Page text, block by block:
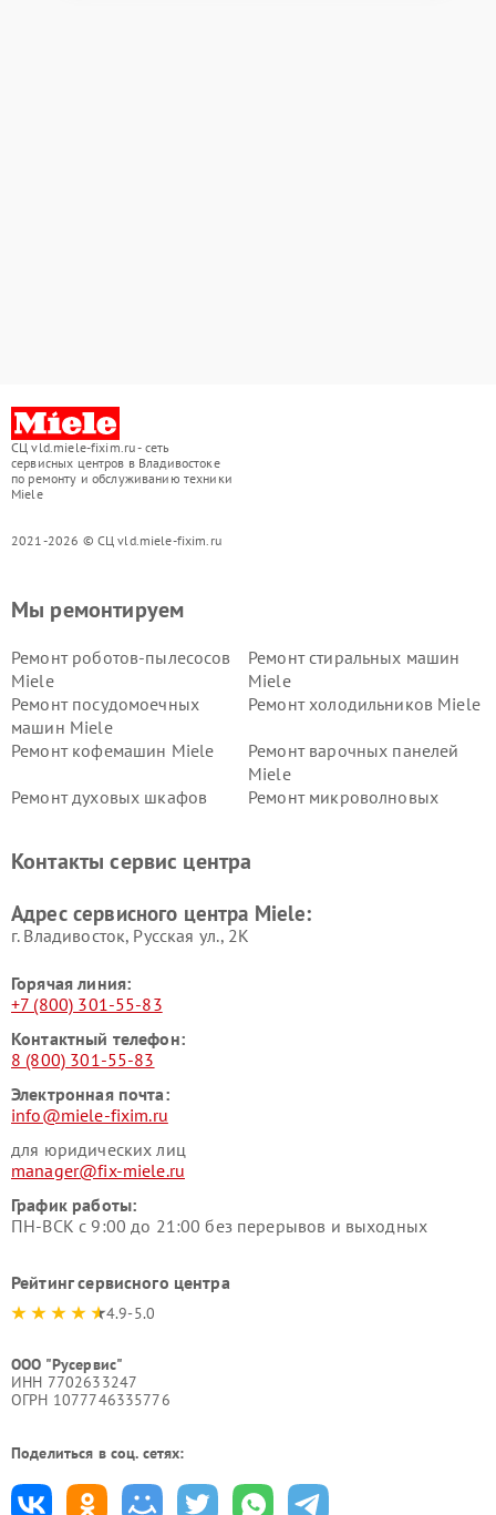
СЦ vld.miele-fixim.ru - сеть
сервисных центров в Владивостоке
по ремонту и обслуживанию техники
Miele
2021-2026 © СЦ vld.miele-fixim.ru
Мы ремонтируем
Ремонт роботов-пылесосов
Miele
Ремонт стиральных машин
Miele
Ремонт посудомоечных
машин Miele
Ремонт холодильников Miele
Ремонт кофемашин Miele
Ремонт варочных панелей
Miele
Ремонт духовых шкафов
Ремонт микроволновых
Miele
Miele
пылесосов Miele
Контакты сервис центра
Адрес сервисного центра Miele:
г. Владивосток, Русская ул., 2К
Горячая линия:
+7 (800) 301-55-83
Контактный телефон:
8 (800) 301-55-83
Электронная почта:
info@miele-fixim.ru
для юридических лиц
manager@fix-miele.ru
График работы:
ПН-ВСК с 9:00 до 21:00 без перерывов и выходных
Рейтинг сервисного центра
4.9-5.0
ООО "Русервис"
ИНН 7702633247
ОГРН 1077746335776
Поделиться в соц. сетях: